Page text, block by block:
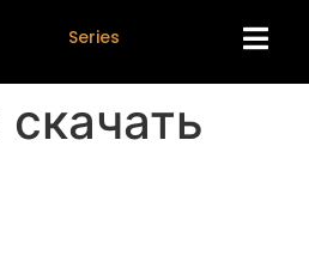
Series
скачать